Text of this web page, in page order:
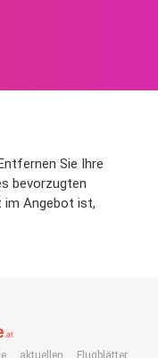
Sie Ihre
bevorzugten
im Angebot ist,
aktuellen Flugblätter,